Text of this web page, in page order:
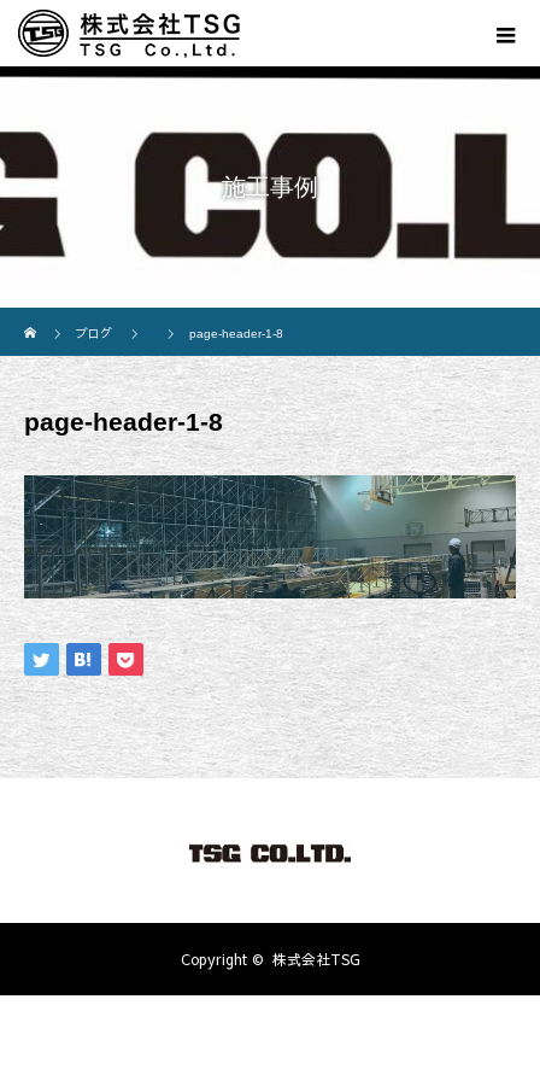
施工事例
ブログ
page-header-1-8
page-header-1-8
Copyright © 株式会社TSG